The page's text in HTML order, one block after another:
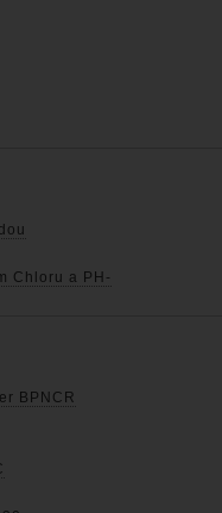
Chloru a PH-
BPNCR